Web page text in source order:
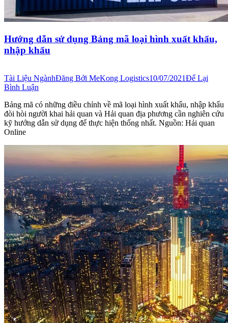
Hướng dẫn sử dụng Bảng mã loại hình xuất khẩu,
nhập khẩu
Tài Liệu NgànhĐăng Bởi MeKong Logistics10/07/2021Để Lại
Bình Luận
Bảng mã có những điều chỉnh về mã loại hình xuất khẩu, nhập khẩu
đòi hòi người khai hải quan và Hải quan địa phương cần nghiên cứu
kỹ hướng dẫn sử dụng để thực hiện thống nhất. Nguồn: Hải quan
Online